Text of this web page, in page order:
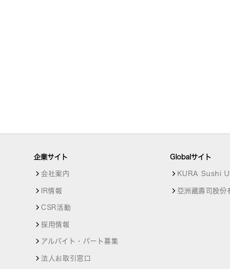
企業サイト
会社案内
IR情報
CSR活動
採用情報
アルバイト・パート募集
法人お取引窓口
Globalサイト
KURA Sushi
亞洲藏壽司股份